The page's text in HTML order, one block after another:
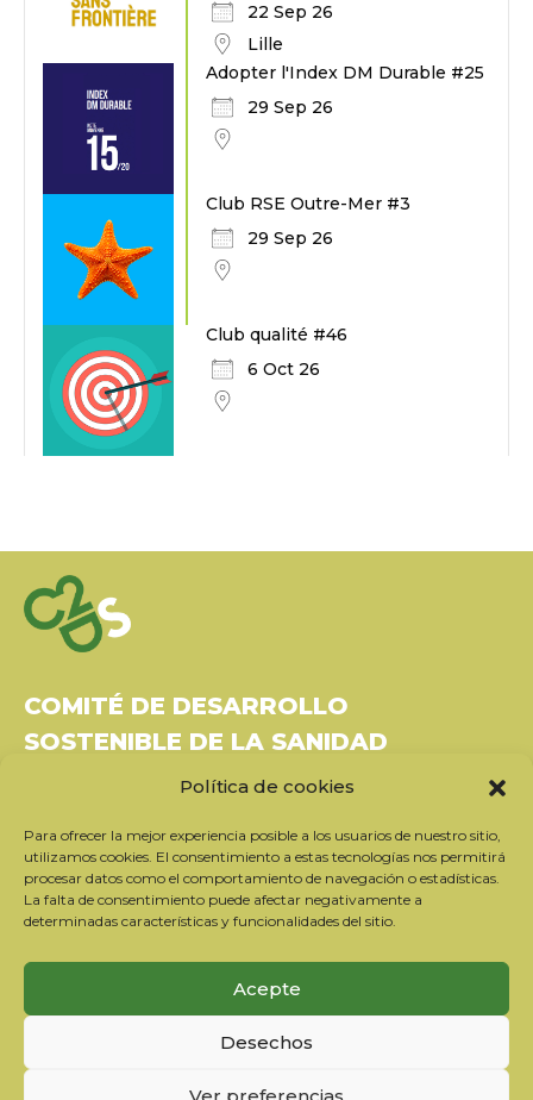
Política de cookies
Para ofrecer la mejor experiencia posible a los usuarios de nuestro sitio,
utilizamos cookies. El consentimiento a estas tecnologías nos permitirá
procesar datos como el comportamiento de navegación o estadísticas.
La falta de consentimiento puede afectar negativamente a
determinadas características y funcionalidades del sitio.
Acepte
Desechos
Ver preferencias
22 Sep 26
Lille
Adopter l'Index DM Durable #25
29 Sep 26
Club RSE Outre-Mer #3
29 Sep 26
Club qualité #46
6 Oct 26
COMITÉ DE DESARROLLO
SOSTENIBLE DE LA SANIDAD
Bâtiment Le Rubixco, 1 rue Bernard Maris
Tel: 06 26 49 36 81 -
contact@c2ds.eu
TwitterLinkedIn
Youtube
Suscríbase a nuestro boletín
Nuestros socios
Contactar con el equipo
Información jurídica